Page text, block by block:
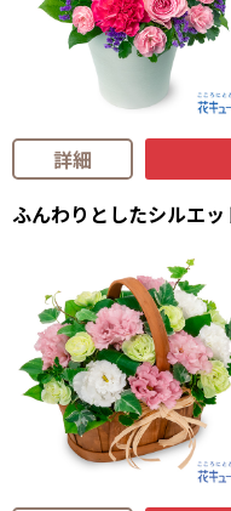
詳細
ふんわりとしたシルエ